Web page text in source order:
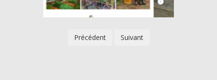
Précédent Suivant